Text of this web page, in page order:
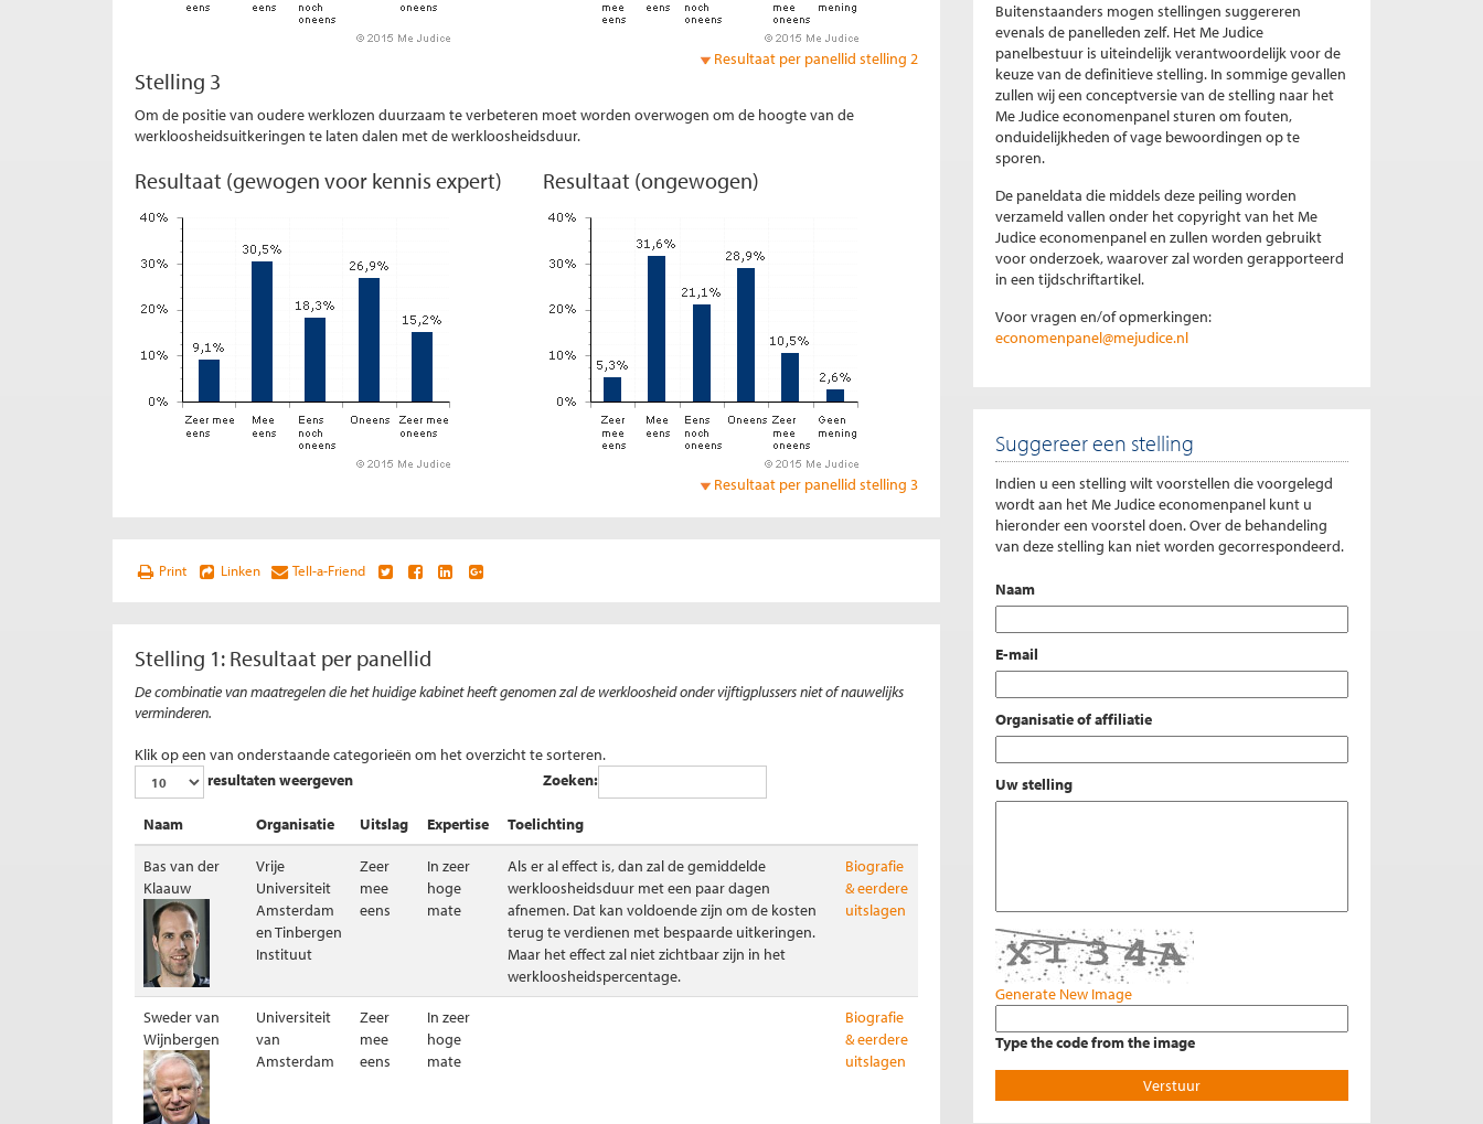
Resultaat per panellid stelling 2
Stelling 3
Om de positie van oudere werklozen duurzaam te verbeteren moet worden overwogen om de hoogte van de
werkloosheidsuitkeringen te laten dalen met de werkloosheidsduur.
Resultaat (gewogen voor kennis expert) Resultaat (ongewogen)
Resultaat per panellid stelling 3
Print Linken Tell-a-Friend
Stelling 1: Resultaat per panellid
De combinatie van maatregelen die het huidige kabinet heeft genomen zal de werkloosheid onder vijftigplussers niet of nauwelijks
verminderen.
Klik op een van onderstaande categorieën om het overzicht te sorteren.
resultaten weergeven
Zoeken:
Naam Organisatie Uitslag Expertise Toelichting
Bas van der
Klaauw
Vrije
Universiteit
Amsterdam
en Tinbergen
Instituut
Zeer
mee
eens
In zeer
hoge
mate
Als er al effect is, dan zal de gemiddelde
werkloosheidsduur met een paar dagen
afnemen. Dat kan voldoende zijn om de kosten
terug te verdienen met bespaarde uitkeringen.
Maar het effect zal niet zichtbaar zijn in het
werkloosheidspercentage.
Biografie
& eerdere
uitslagen
Sweder van
Wijnbergen
Universiteit
van
Amsterdam
Zeer
mee
eens
In zeer
hoge
mate
Biografie
& eerdere
uitslagen
Buitenstaanders mogen stellingen suggereren
evenals de panelleden zelf. Het Me Judice
panelbestuur is uiteindelijk verantwoordelijk voor de
keuze van de definitieve stelling. In sommige gevallen
zullen wij een conceptversie van de stelling naar het
Me Judice economenpanel sturen om fouten,
onduidelijkheden of vage bewoordingen op te
sporen.
De paneldata die middels deze peiling worden
verzameld vallen onder het copyright van het Me
Judice economenpanel en zullen worden gebruikt
voor onderzoek, waarover zal worden gerapporteerd
in een tijdschriftartikel.
Voor vragen en/of opmerkingen:
economenpanel@mejudice.nl
Suggereer een stelling
Indien u een stelling wilt voorstellen die voorgelegd
wordt aan het Me Judice economenpanel kunt u
hieronder een voorstel doen. Over de behandeling
van deze stelling kan niet worden gecorrespondeerd.
Naam
E-mail
Organisatie of affiliatie
Uw stelling
Generate New Image
Type the code from the image